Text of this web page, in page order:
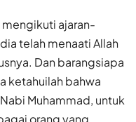
mengikuti ajaran-
telah menaati Allah
Dan barangsiapa
ketahuilah bahwa
Muhammad, untuk
orang yang